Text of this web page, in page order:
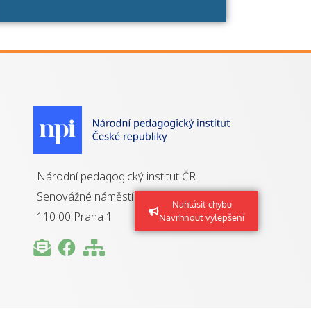
Nahlásit chybu
Navrhnout vylepšení
Národní pedagogický institut ČR
Senovážné náměstí 25
110 00 Praha 1